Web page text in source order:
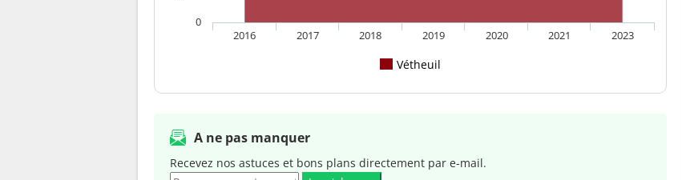
Vétheuil
2016 2017 2018 2019 2020 2021 2023
0
A ne pas manquer
Recevez nos astuces et bons plans directement par e-mail.